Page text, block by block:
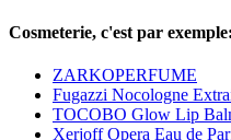
Cosmeterie, c'est par exemple:
ZARKOPERFUME
Fugazzi Nocologne
TOCOBO Glow Lip
Xerjoff Opera Eau de